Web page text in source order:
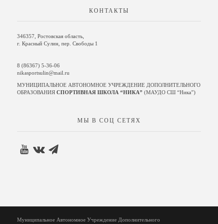
КОНТАКТЫ
346357, Ростовская область,
г. Красный Сулин, пер. Свободы 1
8 (86367) 5-36-06
nikasportsulin@mail.ru
МУНИЦИПАЛЬНОЕ АВТОНОМНОЕ УЧРЕЖДЕНИЕ ДОПОЛНИТЕЛЬНОГО
ОБРАЗОВАНИЯ СПОРТИВНАЯ ШКОЛА “НИКА” (МАУДО СШ “Ника”)
МЫ В СОЦ СЕТЯХ
Муниципальное Автономное Учреждение Дополнительного